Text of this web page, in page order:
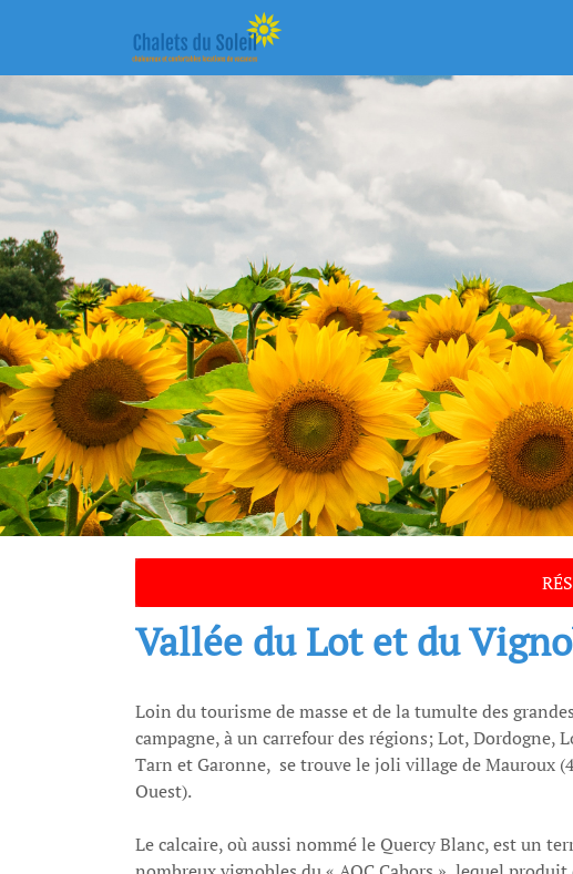
Vallée du Lot et du
Loin du tourisme de masse et de la tumulte des
campagne, à un carrefour des régions; Lot, Dordogne,
Tarn et Garonne, se trouve le joli village de Mauroux
Ouest).
Le calcaire, où aussi nommé le Quercy Blanc, est un